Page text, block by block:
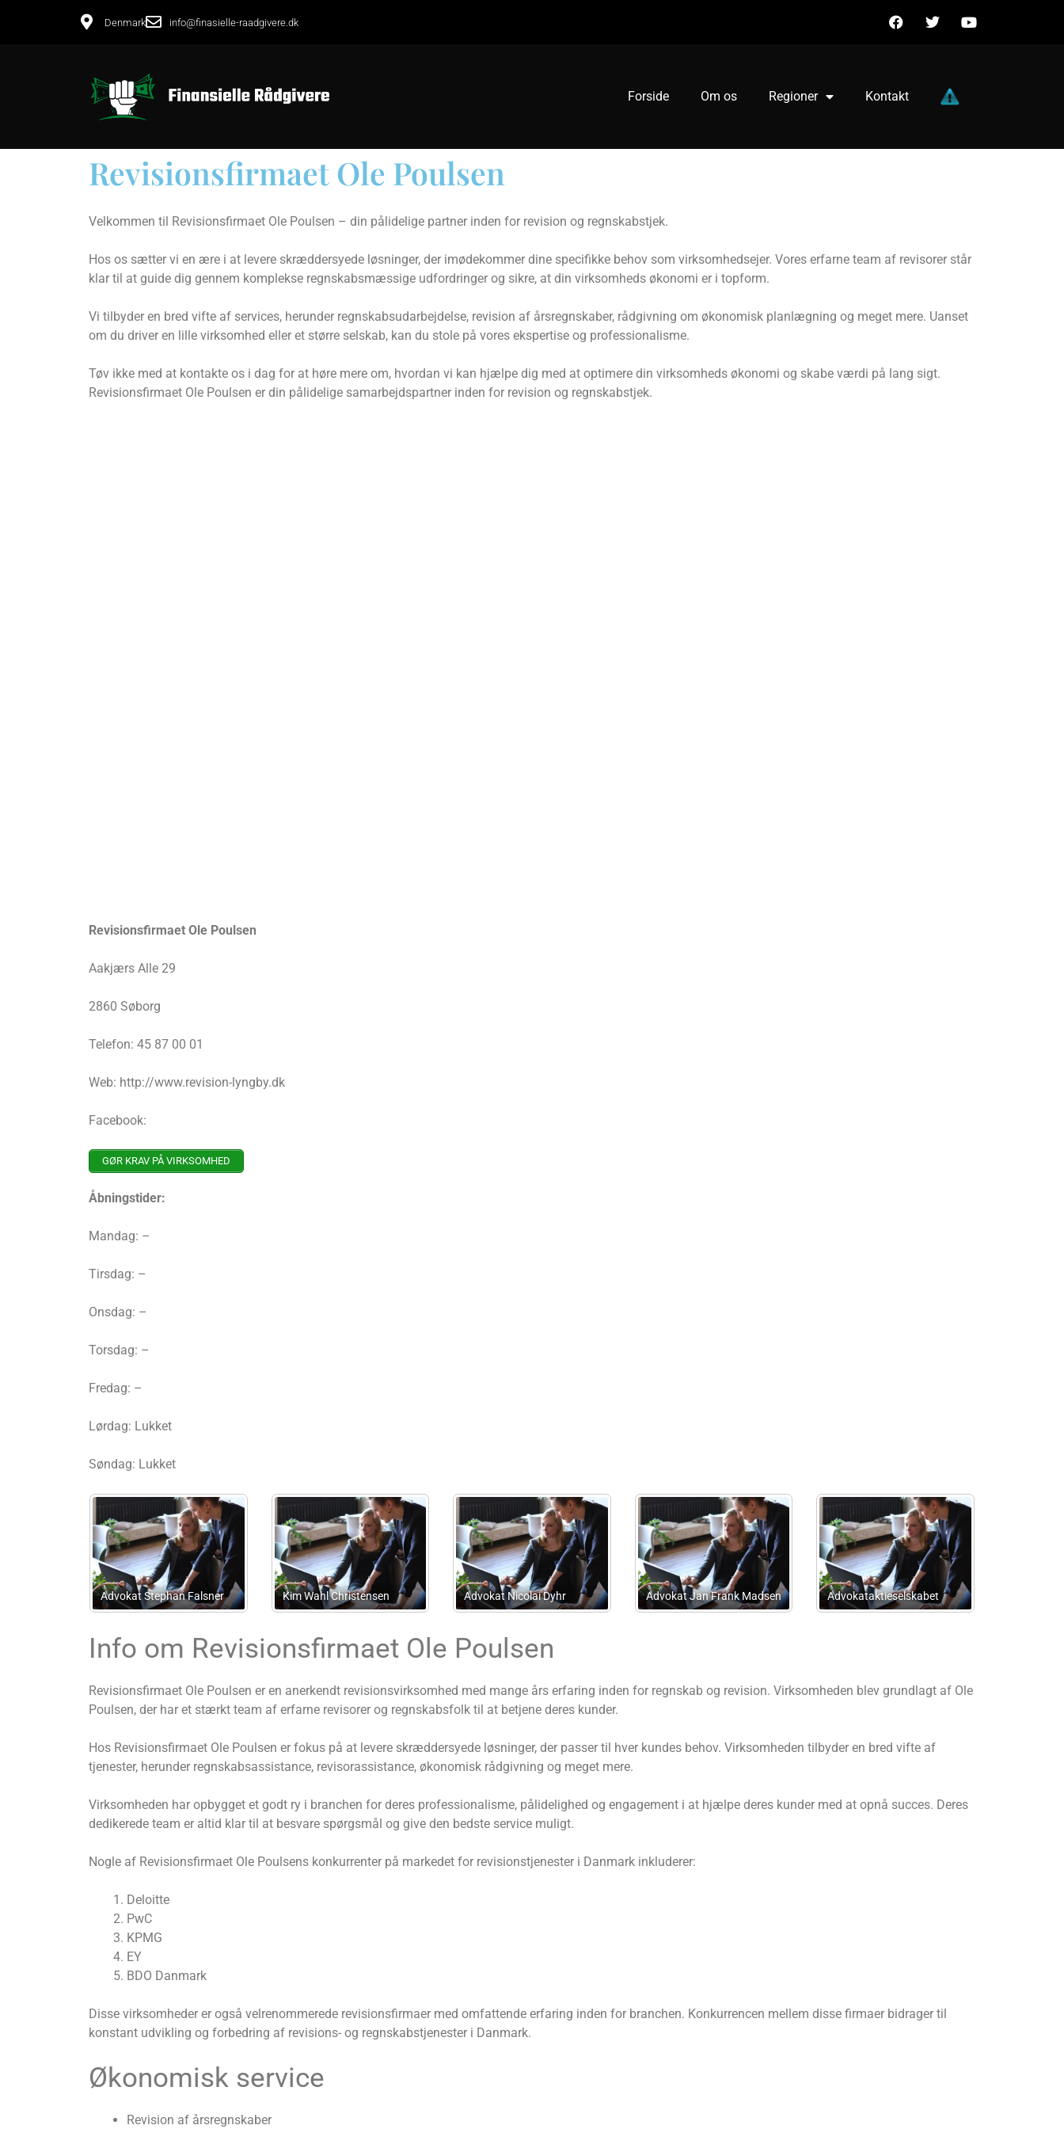
Denmark info@finasielle-raadgivere.dk
Forside Om os Regioner Kontakt
Revisionsfirmaet Ole Poulsen
Velkommen til Revisionsfirmaet Ole Poulsen – din pålidelige partner inden for revision og regnskabstjek.
Hos os sætter vi en ære i at levere skræddersyede løsninger, der imødekommer dine specifikke behov som virksomhedsejer. Vores erfarne team af revisorer står
klar til at guide dig gennem komplekse regnskabsmæssige udfordringer og sikre, at din virksomheds økonomi er i topform.
Vi tilbyder en bred vifte af services, herunder regnskabsudarbejdelse, revision af årsregnskaber, rådgivning om økonomisk planlægning og meget mere. Uanset
om du driver en lille virksomhed eller et større selskab, kan du stole på vores ekspertise og professionalisme.
Tøv ikke med at kontakte os i dag for at høre mere om, hvordan vi kan hjælpe dig med at optimere din virksomheds økonomi og skabe værdi på lang sigt.
Revisionsfirmaet Ole Poulsen er din pålidelige samarbejdspartner inden for revision og regnskabstjek.
Revisionsfirmaet Ole Poulsen
Aakjærs Alle 29
2860 Søborg
Telefon: 45 87 00 01
Web: http://www.revision-lyngby.dk
Facebook:
GØR KRAV PÅ VIRKSOMHED
Åbningstider:
Mandag: –
Tirsdag: –
Onsdag: –
Torsdag: –
Fredag: –
Lørdag: Lukket
Søndag: Lukket
Advokat Nicolai Dyhr Advokat Jan Frank Madsen Advokataktieselskabet Focus Advokater P/S
Factum Regnskab Og
Bogholderi Taulov ApS
Edison Law Advokater
Info om Revisionsfirmaet Ole Poulsen
Revisionsfirmaet Ole Poulsen er en anerkendt revisionsvirksomhed med mange års erfaring inden for regnskab og revision. Virksomheden blev grundlagt af Ole
Poulsen, der har et stærkt team af erfarne revisorer og regnskabsfolk til at betjene deres kunder.
Hos Revisionsfirmaet Ole Poulsen er fokus på at levere skræddersyede løsninger, der passer til hver kundes behov. Virksomheden tilbyder en bred vifte af
tjenester, herunder regnskabsassistance, revisorassistance, økonomisk rådgivning og meget mere.
Virksomheden har opbygget et godt ry i branchen for deres professionalisme, pålidelighed og engagement i at hjælpe deres kunder med at opnå succes. Deres
dedikerede team er altid klar til at besvare spørgsmål og give den bedste service muligt.
Nogle af Revisionsfirmaet Ole Poulsens konkurrenter på markedet for revisionstjenester i Danmark inkluderer:
Deloitte
PwC
KPMG
EY
BDO Danmark
Disse virksomheder er også velrenommerede revisionsfirmaer med omfattende erfaring inden for branchen. Konkurrencen mellem disse firmaer bidrager til
konstant udvikling og forbedring af revisions- og regnskabstjenester i Danmark.
Økonomisk service
Revision af årsregnskaber